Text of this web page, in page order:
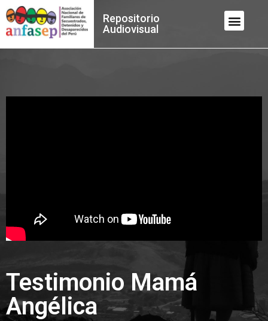
Repositorio
Audiovisual
Testimonio Mamá
Angélica